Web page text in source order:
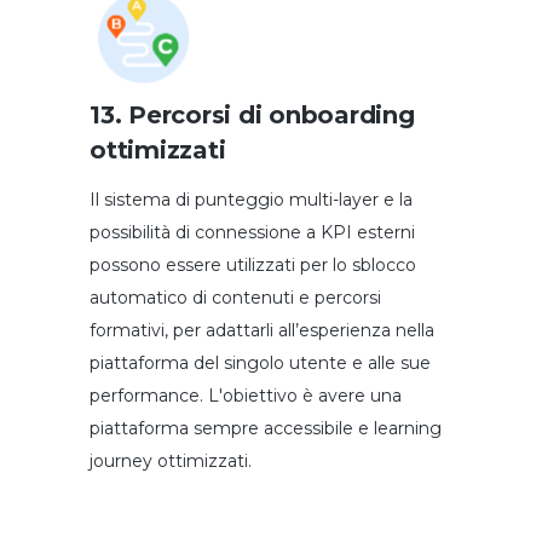
13. Percorsi di onboarding
ottimizzati
Il sistema di punteggio multi-layer e la
possibilità di connessione a KPI esterni
possono essere utilizzati per lo sblocco
automatico di contenuti e percorsi
formativi, per adattarli all’esperienza nella
piattaforma del singolo utente e alle sue
performance. L'obiettivo è avere una
piattaforma sempre accessibile e learning
journey ottimizzati.